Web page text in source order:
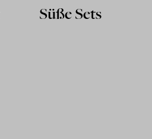
Süße Sets